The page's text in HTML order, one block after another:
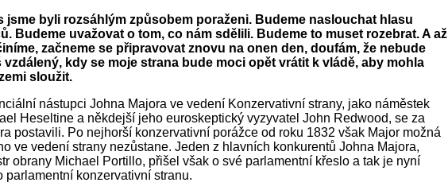
jsme byli rozsáhlým způsobem poraženi. Budeme naslouchat hlasu
Budeme uvažovat o tom, co nám sdělili. Budeme to muset rozebrat. A až
začneme se připravovat znovu na onen den, doufám, že nebude
vzdálený, kdy se moje strana bude moci opět vrátit k vládě, aby mohla
sloužit.
nástupci Johna Majora ve vedení Konzervativní strany, jako náměstek
Heseltine a někdejší jeho euroskeptický vyzyvatel John Redwood, se za
postavili. Po nejhorší konzervativní porážce od roku 1832 však Major možná
ve vedení strany nezůstane. Jeden z hlavních konkurentů Johna Majora,
obrany Michael Portillo, přišel však o své parlamentní křeslo a tak je nyní
parlamentní konzervativní stranu.